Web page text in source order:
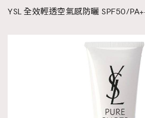
YSL 全效輕透空氣感防曬 SPF50/